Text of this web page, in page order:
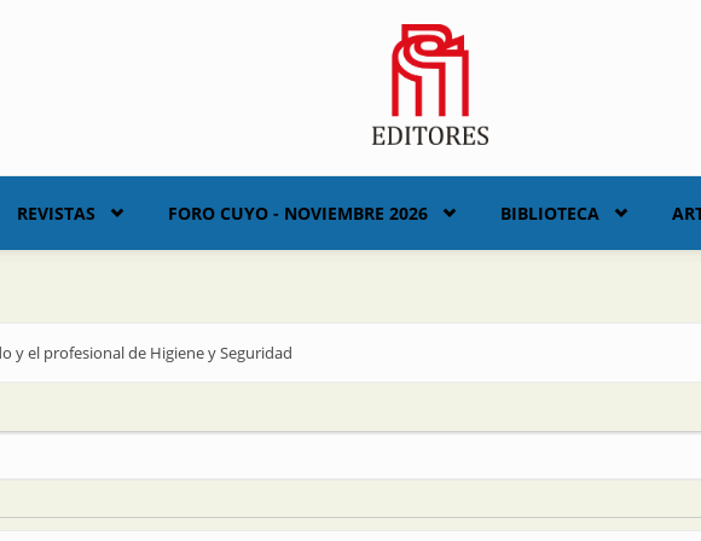
REVISTAS FORO CUYO - NOVIEMBRE 2026 BIBLIOTECA
y el profesional de Higiene y Seguridad